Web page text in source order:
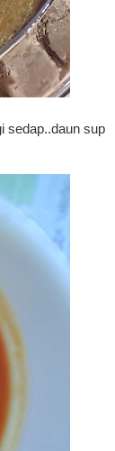
sedap..daun sup